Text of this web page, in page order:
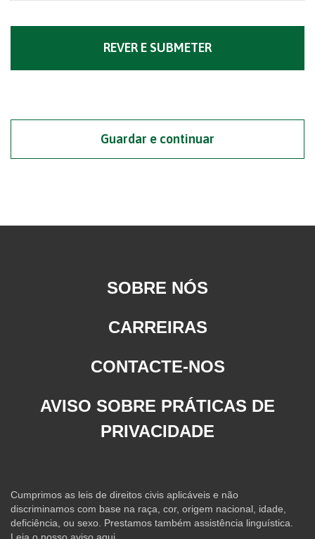
Guardar e continuar
SOBRE NÓS
CARREIRAS
CONTACTE-NOS
AVISO SOBRE PRÁTICAS DE
PRIVACIDADE
Cumprimos as leis de direitos civis aplicáveis e não
discriminamos com base na raça, cor, origem nacional, idade,
deficiência, ou sexo. Prestamos também assistência linguística.